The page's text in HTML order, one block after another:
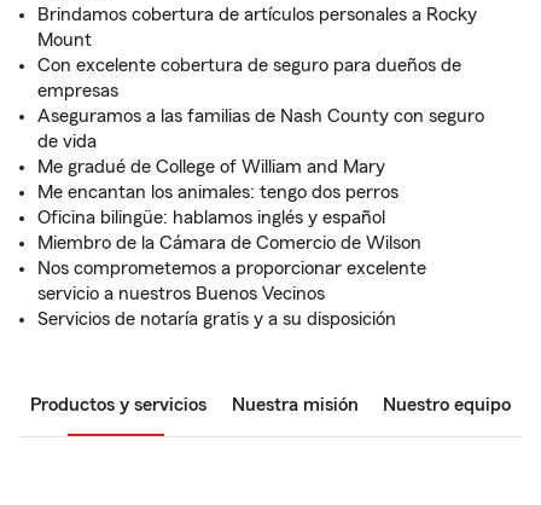
Brindamos cobertura de artículos personales a Rocky
Mount
Con excelente cobertura de seguro para dueños de
empresas
Aseguramos a las familias de Nash County con seguro
de vida
Me gradué de College of William and Mary
Me encantan los animales: tengo dos perros
Oficina bilingüe: hablamos inglés y español
Miembro de la Cámara de Comercio de Wilson
Nos comprometemos a proporcionar excelente
servicio a nuestros Buenos Vecinos
Servicios de notaría gratis y a su disposición
Productos y servicios Nuestra misión Nuestro equipo